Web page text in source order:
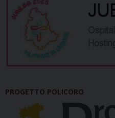
PROGETTO POLICORO